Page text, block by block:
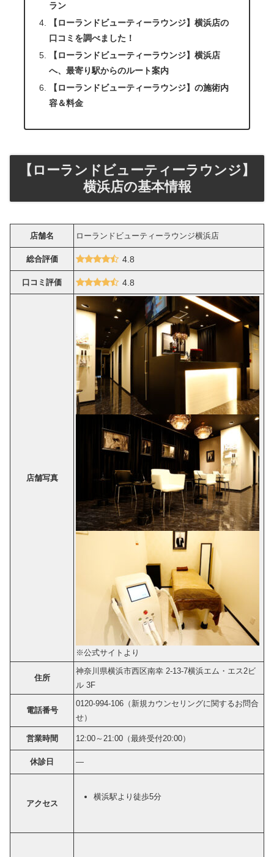
ラン
【ローランドビューティーラウンジ】横浜店の
口コミを調べました！
【ローランドビューティーラウンジ】横浜店
へ、最寄り駅からのルート案内
【ローランドビューティーラウンジ】の施術内
容＆料金
【ローランドビューティーラウンジ】
横浜店の基本情報
店舗名 ローランドビューティーラウンジ横浜店
総合評価 4.8
口コミ評価 4.8
店舗写真
※公式サイトより
住所
神奈川県横浜市西区南幸 2-13-7横浜エム・エス2ビ
ル 3F
電話番号
0120-994-106（新規カウンセリングに関するお問合
せ）
営業時間 12:00～21:00（最終受付20:00）
休診日 ―
アクセス
横浜駅より徒歩5分